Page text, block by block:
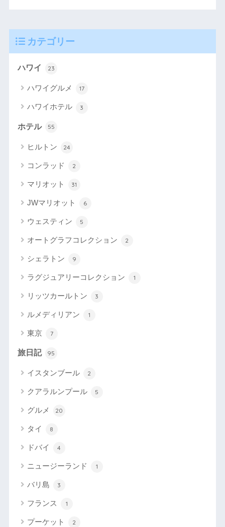
カテゴリー
ハワイ 23
ハワイグルメ 17
ハワイホテル 3
ホテル 55
ヒルトン 24
コンラッド 2
マリオット 31
JWマリオット 6
ウェスティン 5
オートグラフコレクション 2
シェラトン 9
ラグジュアリーコレクション 1
リッツカールトン 3
ルメディリアン 1
東京 7
旅日記 95
イスタンブール 2
クアラルンプール 5
グルメ 20
タイ 8
ドバイ 4
ニュージーランド 1
バリ島 3
フランス 1
プーケット 2